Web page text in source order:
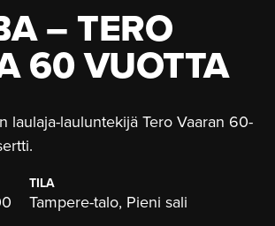
– TERO
60 VUOTTA
laulaja-lauluntekijä Tero Vaaran 60-
TILA
Tampere-talo, Pieni sali